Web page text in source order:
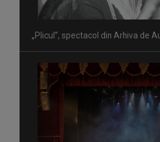
„Plicul”, spectacol din Arhiva de